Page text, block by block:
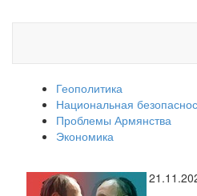
Геополитика
Национальная
Проблемы Армянства
Экономика